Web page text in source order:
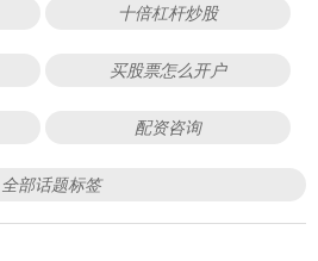
十倍杠杆炒股
买股票怎么开户
配资咨询
全部话题标签